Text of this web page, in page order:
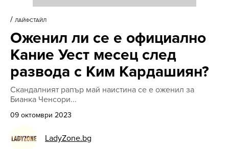
/ ЛАЙФСТАЙЛ
Оженил ли се е официално
Кание Уест месец след
развода с Ким Кардашиян?
Скандалният рапър май наистина се е оженил за
Бианка Ченсори...
09 октомври 2023
LadyZone.bg